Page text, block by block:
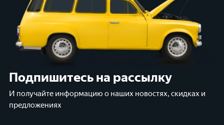
Подпишитесь на рассылку
И получайте информацию о наших новостях, скидках и
предложениях